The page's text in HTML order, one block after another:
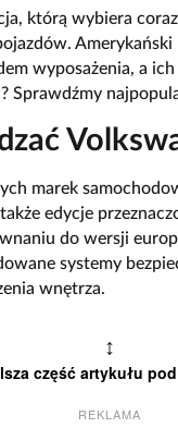
którą wybiera
wyposażenia, a
Sprawdźmy
marek
edycje
do wersji
systemy
wnętrza.
↕
część artykułu
REKLAMA